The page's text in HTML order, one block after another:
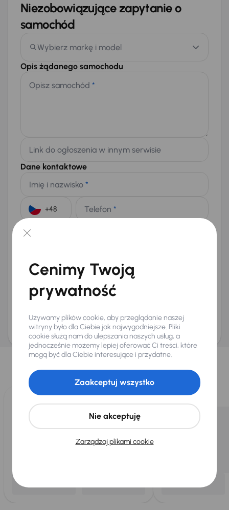
Niezobowiązujące zapytanie o
samochód
Wybierz markę i model
Opis żądanego samochodu
Opisz samochód *
Link do ogłoszenia w innym serwisie
Dane kontaktowe
Imię i nazwisko *
Telefon *
E-mail
Na numer telefonu (opcjonalnie)
Wyślij zapytanie
ani zagwarantowaną dostępnością pojazdu. AURES Holdings a.s., z siedzibą
Dopraváků 874/15, Čimice, 184 00 Praga 8, będzie przechowywać i przetwarzać
Twoje dane osobowe zgodnie z zasadami ochrony i przetwarzaniadanych
osobowych
Wybraliśmy dla Ciebie
Wybieramy dla Ciebienajlepsze pojazdyz naszej oferty. Kupimy
dla Ciebiedo 400 pojazdówkażdego dnia.
Cenimy Twoją
prywatność
Używamy plików cookie, aby przeglądanie naszej
witryny było dla Ciebie jak najwygodniejsze. Pliki
cookie służą nam do ulepszania naszych usług, a
jednocześnie możemy lepiej oferować Ci treści, które
mogą być dla Ciebie interesujące i przydatne.
Zarządzaj plikami cookie
Nie akceptuję
Zaakceptuj wszystko